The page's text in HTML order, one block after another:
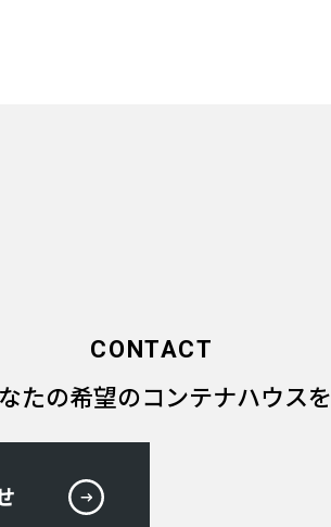
CONTACT
たの希望のコンテナハウスを